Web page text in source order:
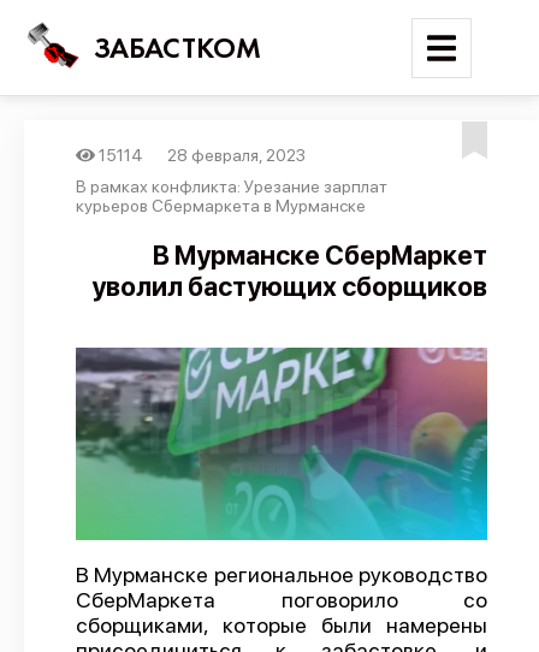
ЗАБАСТКОМ
Войти
Поиск
Новости
Трудовые конфликты
Отчеты
Предложить публикацию
Справочник
О проекте
Политика конфиденциальности
15114
28 февраля, 2023
В рамках конфликта: Урезание зарплат
курьеров Сбермаркета в Мурманске
В Мурманске СберМаркет
уволил бастующих сборщиков
В Мурманске региональное руководство
СберМаркета поговорило со
сборщиками, которые были намерены